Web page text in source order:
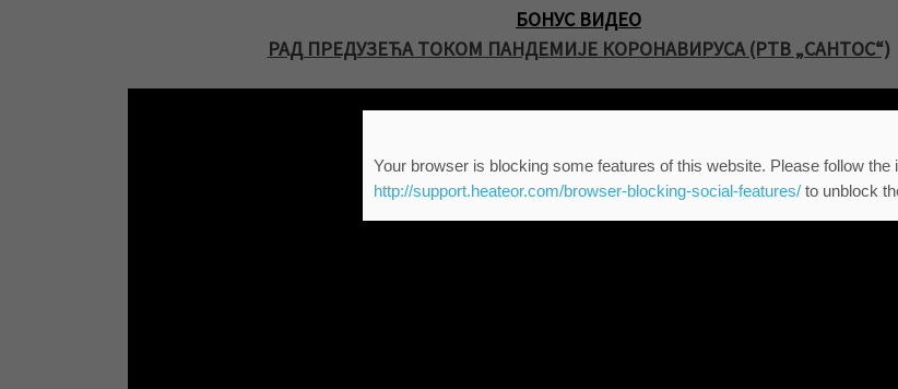
БОНУС ВИДЕО
РАД ПРЕДУЗЕЋА ТОКОМ ПАНДЕМИЈЕ КОРОНАВИРУСА (РТВ „САНТОС“)
Your browser is blocking some features of this website. Please follow the
http://support.heateor.com/browser-blocking-social-features/to unblock